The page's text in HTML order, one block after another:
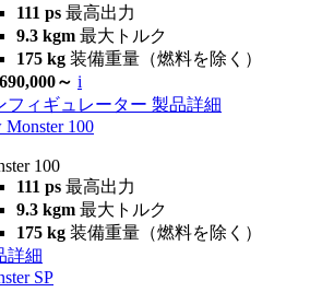
111 ps 最高出力
9.3 kgm 最大トルク
175 kg 装備重量（燃料を除く）
～ i
フィギュレーター 製品詳細
Monster 100
100
111 ps 最高出力
9.3 kgm 最大トルク
175 kg 装備重量（燃料を除く）
詳細
SP